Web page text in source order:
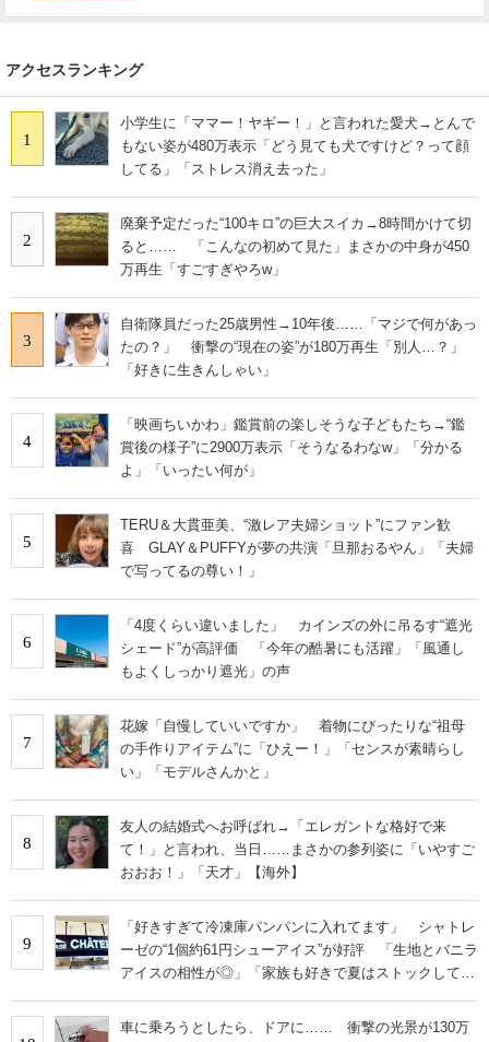
アクセスランキング
1
小学生に「ママー！ヤギー！」と言われた愛犬→とんで
もない姿が480万表示「どう見ても犬ですけど？って顔
してる」「ストレス消え去った」
2
廃棄予定だった“100キロ”の巨大スイカ→8時間かけて切
ると…… 「こんなの初めて見た」まさかの中身が450
万再生「すごすぎやろw」
3
自衛隊員だった25歳男性→10年後……「マジで何があっ
たの？」 衝撃の“現在の姿”が180万再生「別人…？」
「好きに生きんしゃい」
4
「映画ちいかわ」鑑賞前の楽しそうな子どもたち→“鑑
賞後の様子”に2900万表示「そうなるわなw」「分かる
よ」「いったい何が」
5
TERU＆大貫亜美、“激レア夫婦ショット”にファン歓
喜 GLAY＆PUFFYが夢の共演「旦那おるやん」「夫婦
で写ってるの尊い！」
6
「4度くらい違いました」 カインズの外に吊るす“遮光
シェード”が高評価 「今年の酷暑にも活躍」「風通し
もよくしっかり遮光」の声
7
花嫁「自慢していいですか」 着物にぴったりな“祖母
の手作りアイテム”に「ひえー！」「センスが素晴らし
い」「モデルさんかと」
8
友人の結婚式へお呼ばれ→「エレガントな格好で来
て！」と言われ、当日……まさかの参列姿に「いやすご
おおお！」「天才」【海外】
9
「好きすぎて冷凍庫パンパンに入れてます」 シャトレ
ーゼの“1個約61円シューアイス”が好評 「生地とバニラ
アイスの相性が◎」「家族も好きで夏はストックして
車に乗ろうとしたら、ドアに…… 衝撃の光景が130万